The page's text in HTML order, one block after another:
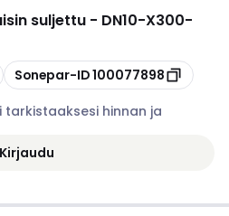
suljettu - DN10-X300-
Kopioi
Sonepar-ID100077898
tarkistaaksesi hinnan ja
Kirjaudu